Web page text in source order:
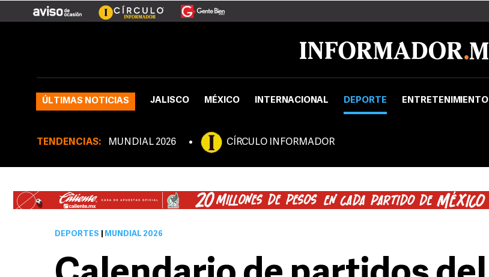
ÚLTIMAS NOTICIAS JALISCO MÉXICO INTERNACIONAL DEPORTE ENTRETENIMIENTO
TENDENCIAS: MUNDIAL 2026 CÍRCULO INFORMADOR
DEPORTES MUNDIAL 2026